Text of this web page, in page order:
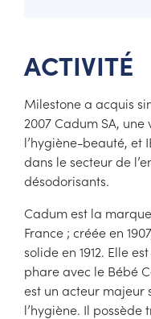
ACTIVITÉ
Milestone a acquis
2007 Cadum SA,
l’hygiène-beauté, et
dans le secteur de
désodorisants.
Cadum est la
France ; créée en
solide en 1912. Elle
phare avec le Bébé
est un acteur majeur
l’hygiène. Il